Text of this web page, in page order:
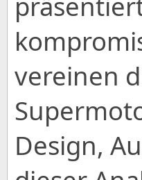
vereinen
Design,